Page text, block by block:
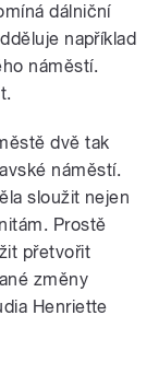
dálniční
například
náměstí.
dvě tak
náměstí.
sloužit nejen
Prostě
přetvořit
změny
Henriette